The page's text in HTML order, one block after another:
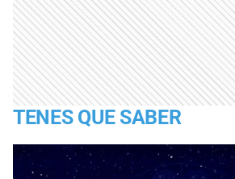
TENES QUE SABER